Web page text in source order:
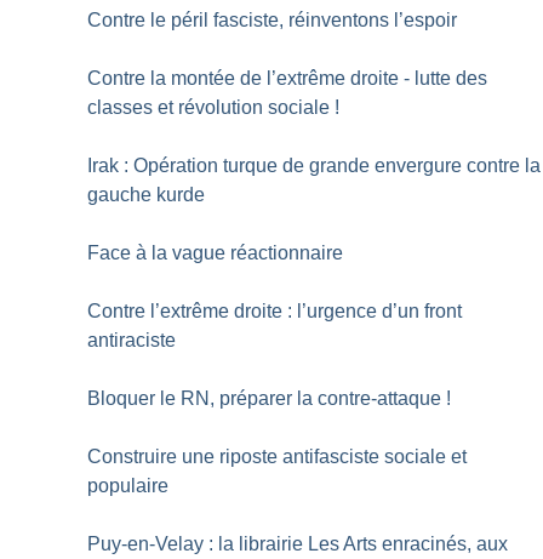
Contre le péril fasciste, réinventons l’espoir
Contre la montée de l’extrême droite - lutte des
classes et révolution sociale !
Irak : Opération turque de grande envergure contre la
gauche kurde
Face à la vague réactionnaire
Contre l’extrême droite : l’urgence d’un front
antiraciste
Bloquer le RN, préparer la contre-attaque !
Construire une riposte antifasciste sociale et
populaire
Puy-en-Velay : la librairie Les Arts enracinés, aux